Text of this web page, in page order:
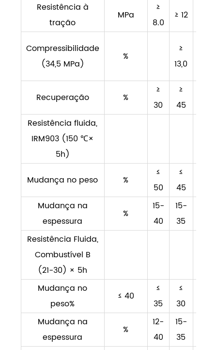
Resistência à
tração
MPa
≥
8.0
≥ 12
Compressibilidade
(34,5 MPa)
%
≥
13,0
Recuperação %
≥
30
≥
45
Resistência fluida,
IRM903 (150 ℃×
5h)
Mudança no peso %
≤
50
≤
45
Mudança na
espessura
%
15-
40
15-
35
Resistência Fluida,
Combustível B
(21-30) × 5h
Mudança no
peso%
≤ 40
≤
35
≤
30
Mudança na
espessura
%
12-
40
15-
35